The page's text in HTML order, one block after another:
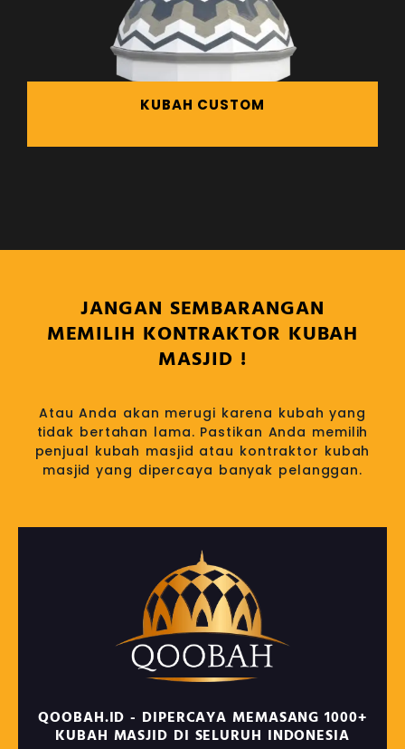
KUBAH CUSTOM
JANGAN SEMBARANGAN
MEMILIH KONTRAKTOR KUBAH
MASJID !
Atau Anda akan merugi karena kubah yang
tidak bertahan lama. Pastikan Anda memilih
penjual kubah masjid atau kontraktor kubah
masjid yang dipercaya banyak pelanggan.
QOOBAH.ID - DIPERCAYA MEMASANG 1000+
KUBAH MASJID DI SELURUH INDONESIA